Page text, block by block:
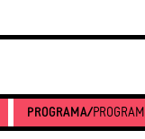
PROGRAMA/PROGRAM